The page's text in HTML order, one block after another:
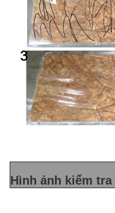
Hình ảnh kiểm